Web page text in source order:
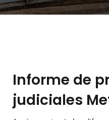
Informe de
judiciales